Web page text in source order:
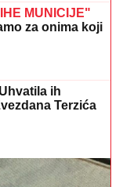
Dara Bubamara
progovorila o
(VIDEO)
SA TERZOM
Srbija: Mreže